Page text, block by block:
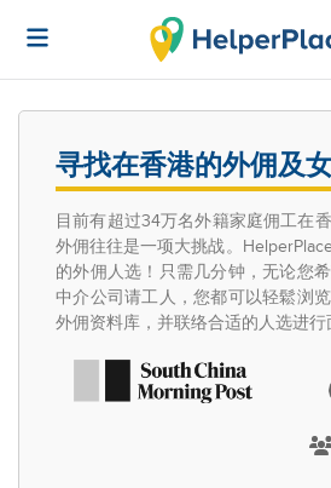
寻找在香港的外佣及
目前有超过34万名外籍家庭佣工在
外佣往往是一项大挑战。
的外佣人选！只需几分钟，无论您
中介公司请工人，您都可以轻鬆浏
外佣资料库，并联络合适的人选进行